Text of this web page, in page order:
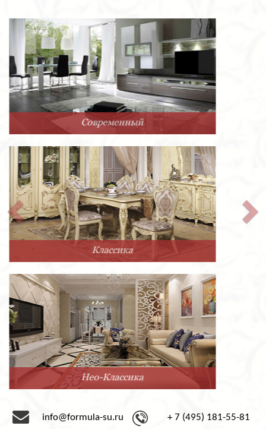
Арт-Деко
Прованс
Минимализм
info@formula-su.ru + 7 (495) 181-55-81